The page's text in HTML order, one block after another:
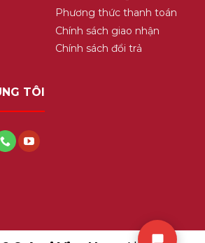
Phương thức thanh toán
Chính sách giao nhận
Chính sách đổi trả
TÔI